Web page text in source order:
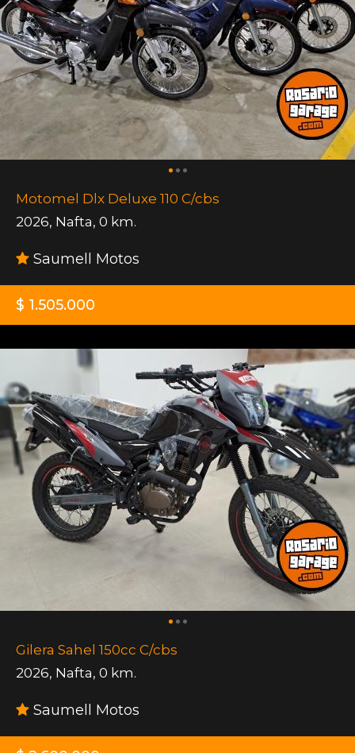
Motomel Dlx Deluxe 110 C/cbs
2026, Nafta, 0 km.
Saumell Motos
$ 1.505.000
Gilera Sahel 150cc C/cbs
2026, Nafta, 0 km.
Saumell Motos